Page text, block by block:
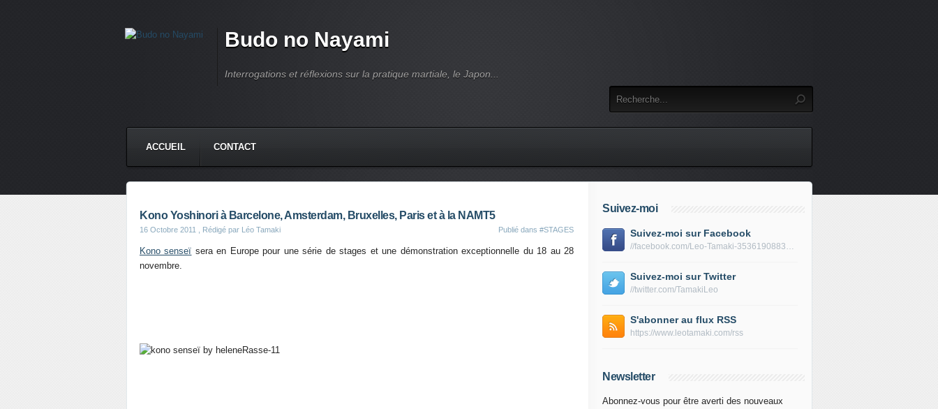
Budo no Nayami
Interrogations et réflexions sur la pratique martiale, le Japon...
ACCUEIL CONTACT
Kono Yoshinori à Barcelone, Amsterdam, Bruxelles, Paris et à la NAMT5
16 Octobre 2011 , Rédigé par Léo Tamaki Publié dans #STAGES
Kono senseï sera en Europe pour une série de stages et une démonstration exceptionnelle du 18 au 28
novembre.
Suivez-moi
Suivez-moi sur Facebook
//facebook.com/Leo-Tamaki-353619088319688/
Suivez-moi sur Twitter
//twitter.com/TamakiLeo
S'abonner au flux RSS
https://www.leotamaki.com/rss
Newsletter
Abonnez-vous pour être averti des nouveaux